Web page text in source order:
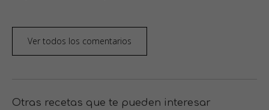
Ver todos los comentarios
Otras recetas que te pueden interesar